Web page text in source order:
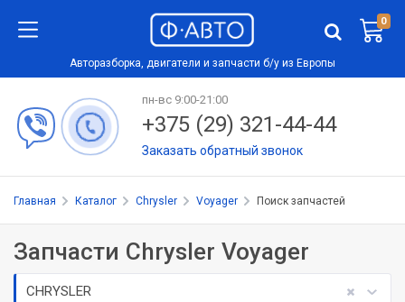
0
Авторазборка, двигатели и запчасти б/у из Европы
пн-вс 9:00-21:00
+375 (29) 321-44-44
Заказать обратный звонок
Главная Каталог Chrysler Voyager Поиск запчастей
Запчасти Chrysler Voyager
CHRYSLER